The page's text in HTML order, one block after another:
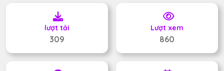
lượt tải
309
Lượt xem
860